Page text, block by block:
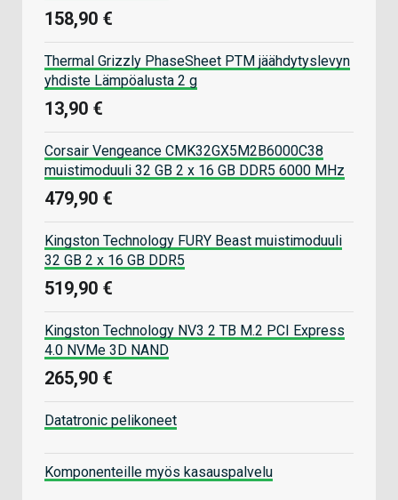
158,90 €
Thermal Grizzly PhaseSheet PTM jäähdytyslevyn
yhdiste Lämpöalusta 2 g
13,90 €
Corsair Vengeance CMK32GX5M2B6000C38
muistimoduuli 32 GB 2 x 16 GB DDR5 6000 MHz
479,90 €
Kingston Technology FURY Beast muistimoduuli
32 GB 2 x 16 GB DDR5
519,90 €
Kingston Technology NV3 2 TB M.2 PCI Express
4.0 NVMe 3D NAND
265,90 €
Datatronic pelikoneet
Komponenteille myös kasauspalvelu